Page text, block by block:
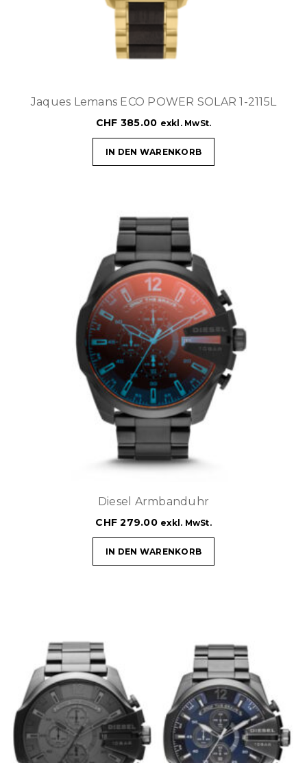
Jaques Lemans ECO POWER SOLAR 1-2115L
CHF 385.00 exkl. MwSt.
IN DEN WARENKORB
Diesel Armbanduhr
CHF 279.00 exkl. MwSt.
IN DEN WARENKORB